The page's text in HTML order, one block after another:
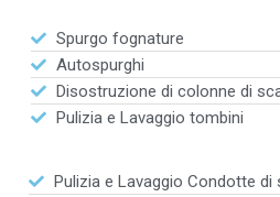
Spurgo fognature
Autospurghi
Disostruzione di colonne di
Pulizia e Lavaggio tombini
Pulizia e Lavaggio Condotte di